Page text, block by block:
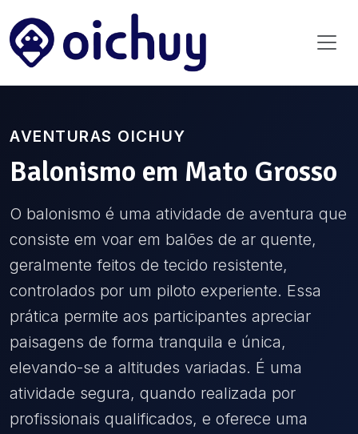
AVENTURAS OICHUY
Balonismo em Mato Grosso
O balonismo é uma atividade de aventura que
consiste em voar em balões de ar quente,
geralmente feitos de tecido resistente,
controlados por um piloto experiente. Essa
prática permite aos participantes apreciar
paisagens de forma tranquila e única,
elevando-se a altitudes variadas. É uma
atividade segura, quando realizada por
profissionais qualificados, e oferece uma